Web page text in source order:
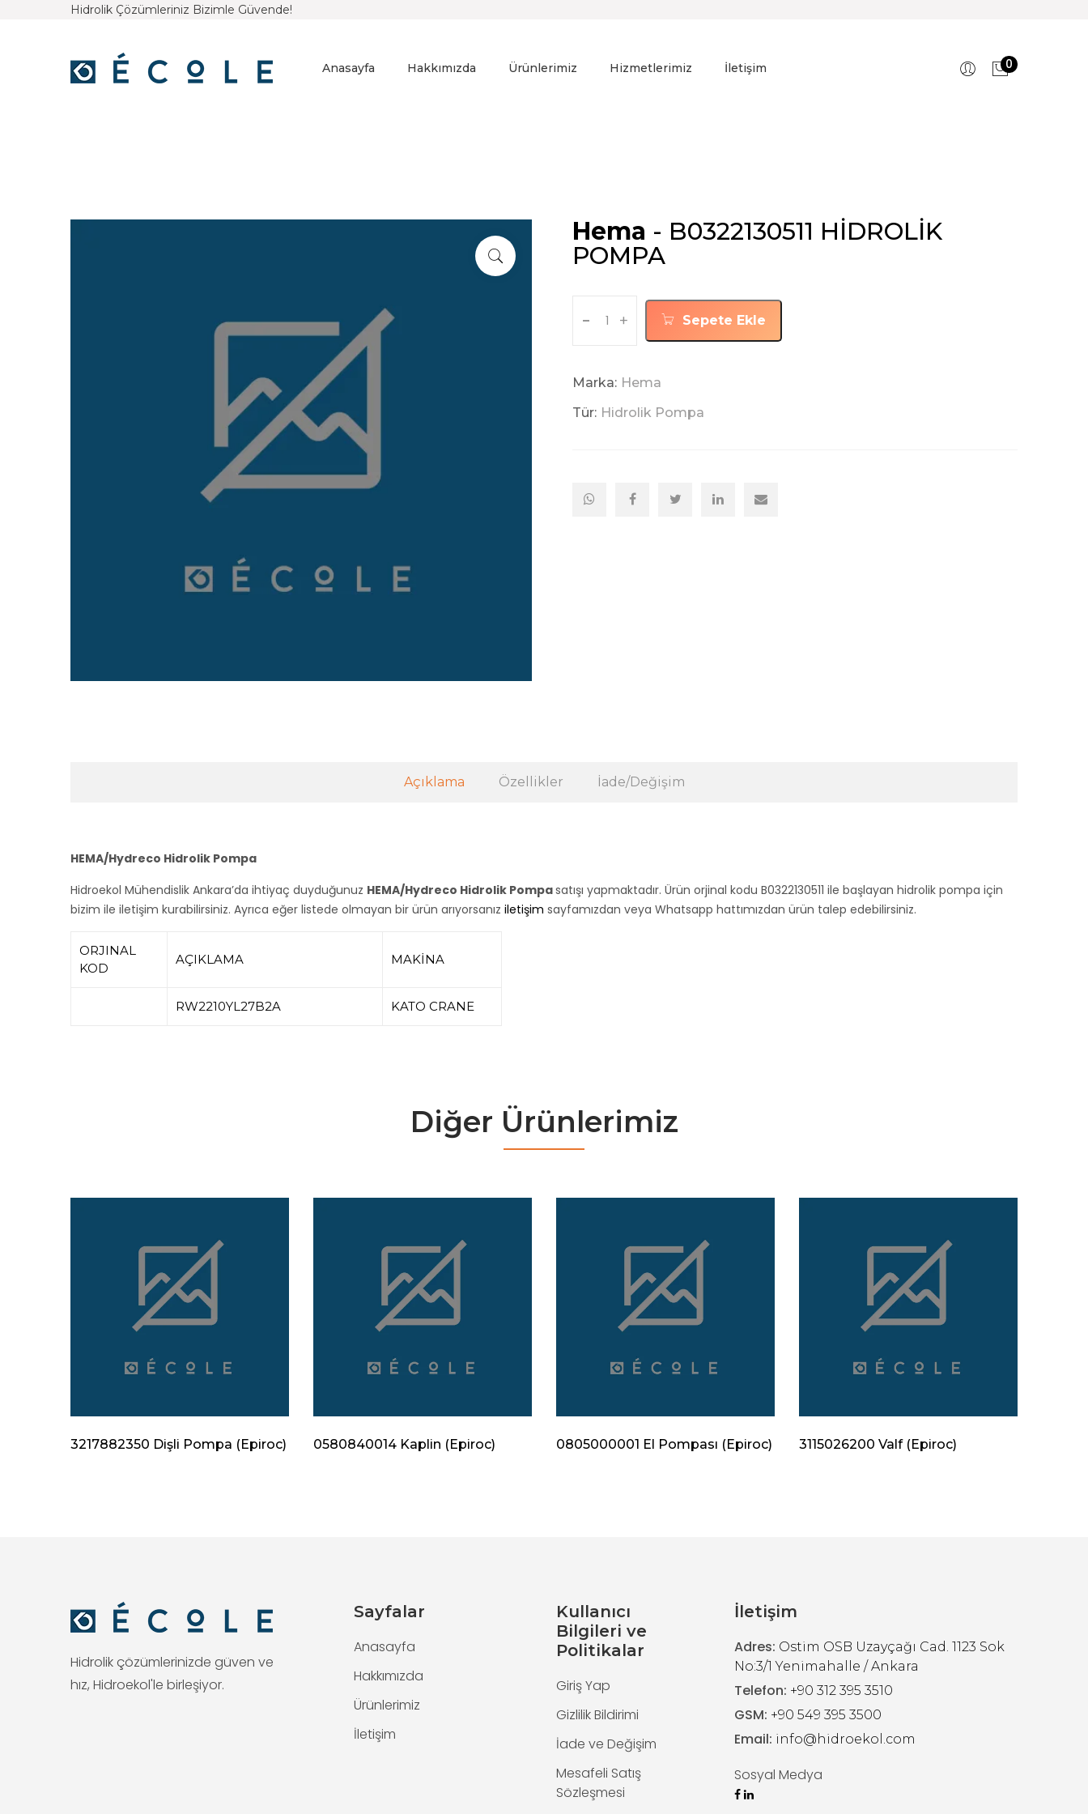
Hidrolik Çözümleriniz Bizimle Güvende!
Anasayfa Hakkımızda Ürünlerimiz Hizmetlerimiz İletişim 0
Hema - B0322130511 HİDROLİK
POMPA
- + Sepete Ekle
Marka: Hema
Tür: Hidrolik Pompa
Açıklama Özellikler İade/Değişim
HEMA/Hydreco Hidrolik Pompa
Hidroekol Mühendislik Ankara’da ihtiyaç duyduğunuz HEMA/Hydreco Hidrolik Pompasatışı yapmaktadır. Ürün orjinal kodu B0322130511 ile başlayan hidrolik pompa için
bizim ile iletişim kurabilirsiniz. Ayrıca eğer listede olmayan bir ürün arıyorsanız iletişim sayfamızdan veya Whatsapp hattımızdan ürün talep edebilirsiniz.
ORJINAL
KOD
AÇIKLAMA MAKİNA
RW2210YL27B2A KATO CRANE
Diğer Ürünlerimiz
3217882350 Dişli Pompa (Epiroc) 0580840014 Kaplin (Epiroc) 0805000001 El Pompası (Epiroc) 3115026200 Valf (Epiroc)
Hidrolik çözümlerinizde güven ve
hız, Hidroekol'le birleşiyor.
Sayfalar
Anasayfa
Hakkımızda
Ürünlerimiz
İletişim
Kullanıcı
Bilgileri ve
Politikalar
Giriş Yap
Gizlilik Bildirimi
İade ve Değişim
Mesafeli Satış
Sözleşmesi
İletişim
Adres: Ostim OSB Uzayçağı Cad. 1123 Sok
No:3/1 Yenimahalle / Ankara
Telefon: +90 312 395 3510
GSM: +90 549 395 3500
Email: info@hidroekol.com
Sosyal Medya